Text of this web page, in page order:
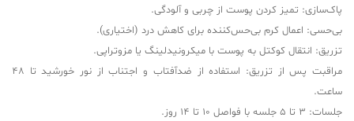
پاک‌سازی: تمیز کردن پوست از چربی و آلودگی.
بی‌حسی: اعمال کرم بی‌حس‌کننده برای کاهش درد (اختیاری).
تزریق: انتقال کوکتل به پوست با میکرونیدلینگ یا مزوتراپی.
مراقبت پس از تزریق: استفاده از ضدآفتاب و اجتناب از نور خورشید تا 48
ساعت.
جلسات: 3 تا 5 جلسه با فواصل 10 تا 14 روز.